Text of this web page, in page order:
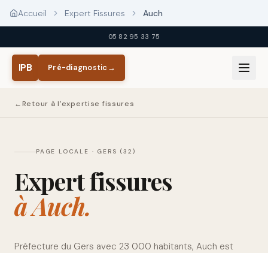
Aller au contenu principal
Accueil Expert Fissures Auch
05 82 95 33 75
IPB Pré-diagnostic →
←Retour à l'expertise fissures
PAGE LOCALE · GERS (32)
Expert fissures
àAuch.
Préfecture du Gers avec 23 000 habitants, Auch est